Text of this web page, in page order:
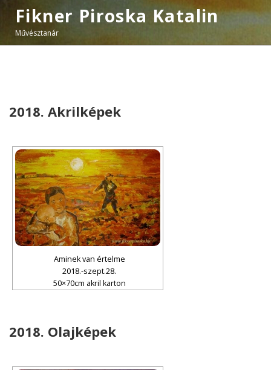
Fikner Piroska Katalin
Művésztanár
2018. Akrilképek
Aminek van értelme
2018.-szept.28.
50×70cm akril karton
2018. Olajképek